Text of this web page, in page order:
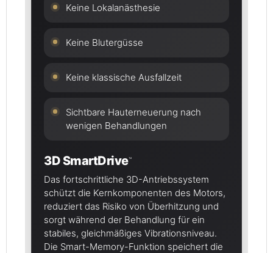
Keine Lokalanästhesie
Keine Blutergüsse
Keine klassische Ausfallzeit
Sichtbare Hauterneuerung nach
wenigen Behandlungen
3D SmartDrive™
Das fortschrittliche 3D-Antriebssystem
schützt die Kernkomponenten des Motors,
reduziert das Risiko von Überhitzung und
sorgt während der Behandlung für ein
stabiles, gleichmäßiges Vibrationsniveau.
Die Smart-Memory-Funktion speichert die